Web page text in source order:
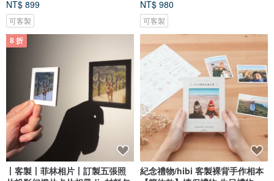
NT$ 899
可客製
NT$ 980
可客製
8 折
丨客製丨菲林相片丨訂製五張照
紀念禮物/hibi 客製裸背手作相本